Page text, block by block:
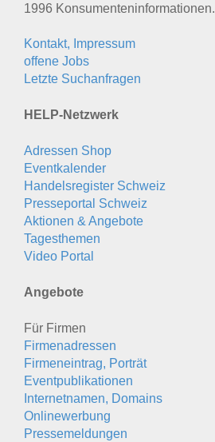
1996 Konsumenten­informationen.
Kontakt, Impressum
offene Jobs
Letzte Suchanfragen
HELP-Netzwerk
Adressen Shop
Eventkalender
Handelsregister Schweiz
Presseportal Schweiz
Aktionen & Angebote
Tagesthemen
Video Portal
Angebote
Für Firmen
Firmenadressen
Firmeneintrag, Porträt
Eventpublikationen
Internetnamen, Domains
Onlinewerbung
Pressemeldungen